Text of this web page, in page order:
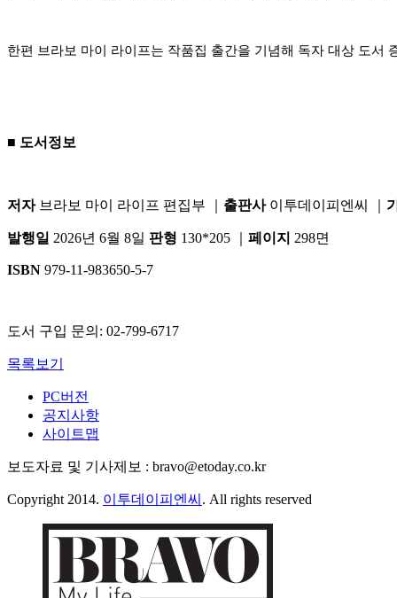
한편 브라보 마이 라이프는 작품집 출간을 기념해 독자 대상 도서
■ 도서정보
저자 브라보 마이 라이프 편집부 출판사 이투데이피엔씨
발행일 2026년 6월 8일 판형 130*205 페이지 298면
ISBN 979-11-983650-5-7
도서 구입 문의: 02-799-6717
목록보기
PC버전
공지사항
사이트맵
보도자료 및 기사제보 : bravo@etoday.co.kr
Copyright 2014. 이투데이피엔씨 . All rights reserved